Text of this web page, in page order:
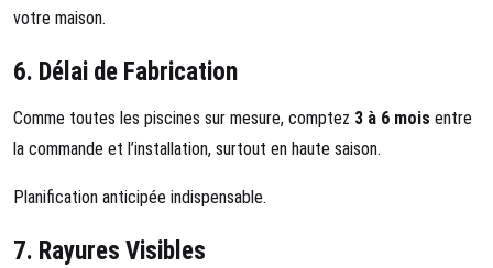
votre maison.
6. Délai de Fabrication
Comme toutes les piscines sur mesure, comptez 3 à 6 mois entre
la commande et l’installation, surtout en haute saison.
Planification anticipée indispensable.
7. Rayures Visibles